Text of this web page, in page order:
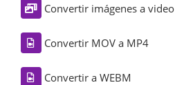
Convertir imágenes a video
Convertir MOV a MP4
Convertir a WEBM